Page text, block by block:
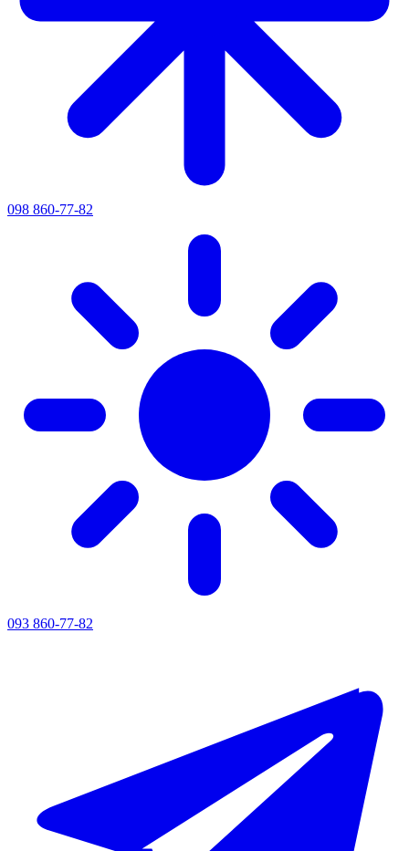
098 860-77-82
093 860-77-82